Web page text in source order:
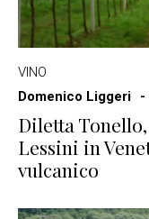
VINO
Domenico Liggeri
Diletta
Lessini in
vulcanico